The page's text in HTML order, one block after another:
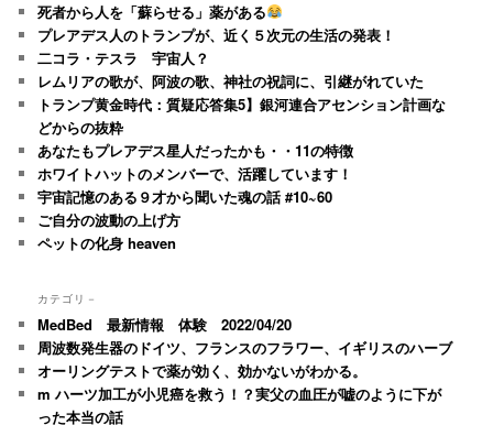
死者から人を「蘇らせる」薬がある
プレアデス人のトランプが、近く５次元の生活の発表！
二コラ・テスラ 宇宙人？
レムリアの歌が、阿波の歌、神社の祝詞に、引継がれていた
トランプ黄金時代：質疑応答集5】銀河連合アセンション計画な
どからの抜粋
あなたもプレアデス星人だったかも・・11の特徴
ホワイトハットのメンバーで、活躍しています！
宇宙記憶のある９才から聞いた魂の話 #10~60
ご自分の波動の上げ方
ペットの化身 heaven
カテゴリ－
MedBed 最新情報 体験 2022/04/20
周波数発生器のドイツ、フランスのフラワー、イギリスのハーブ
オーリングテストで薬が効く、効かないがわかる。
m ハーツ加工が小児癌を救う！？実父の血圧が嘘のように下が
った本当の話